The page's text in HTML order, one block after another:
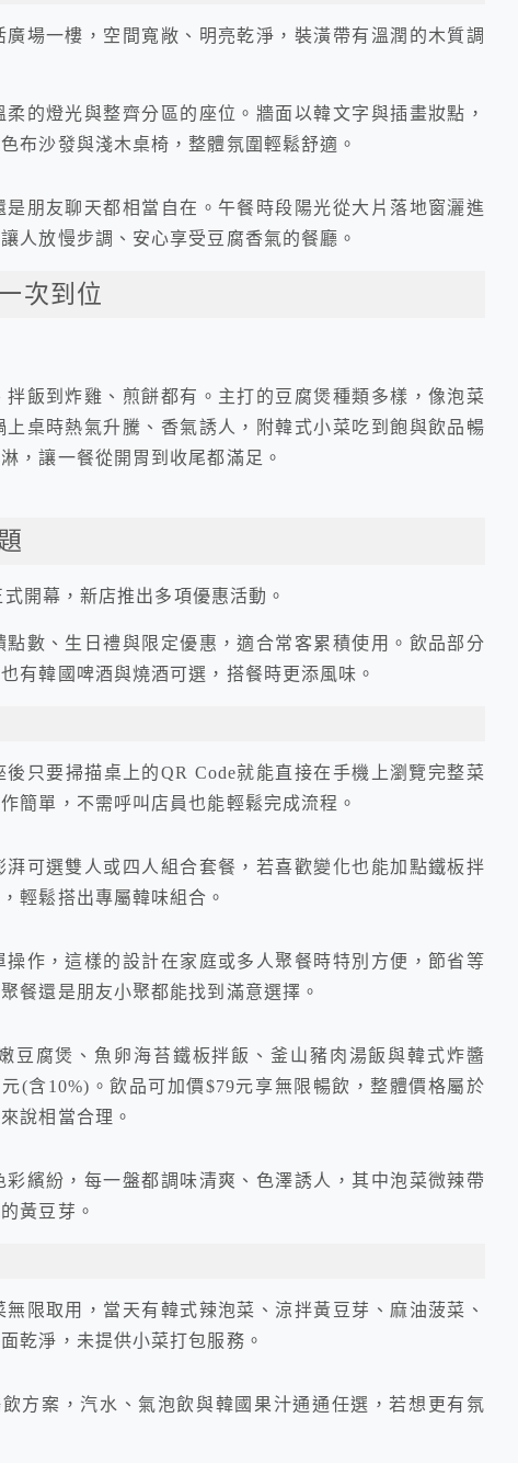
場一樓，空間寬敞、明亮乾淨，裝潢帶有溫潤的木質調
的燈光與整齊分區的座位。牆面以韓文字與插畫妝點，
布沙發與淺木桌椅，整體氛圍輕鬆舒適。
朋友聊天都相當自在。午餐時段陽光從大片落地窗灑進
人放慢步調、安心享受豆腐香氣的餐廳。
次到位
飯到炸雞、煎餅都有。主打的豆腐煲種類多樣，像泡菜
桌時熱氣升騰、香氣誘人，附韓式小菜吃到飽與飲品暢
，讓一餐從開胃到收尾都滿足。
開幕，新店推出多項優惠活動。
數、生日禮與限定優惠，適合常客累積使用。飲品部分
有韓國啤酒與燒酒可選，搭餐時更添風味。
只要掃描桌上的QR Code就能直接在手機上瀏覽完整菜
簡單，不需呼叫店員也能輕鬆完成流程。
可選雙人或四人組合套餐，若喜歡變化也能加點鐵板拌
輕鬆搭出專屬韓味組合。
作，這樣的設計在家庭或多人聚餐時特別方便，節省等
餐還是朋友小聚都能找到滿意選擇。
豆腐煲、魚卵海苔鐵板拌飯、釜山豬肉湯飯與韓式炸醬
(含10%)。飲品可加價$79元享無限暢飲，整體價格屬於
說相當合理。
繽紛，每一盤都調味清爽、色澤誘人，其中泡菜微辣帶
黃豆芽。
限取用，當天有韓式辣泡菜、涼拌黃豆芽、麻油菠菜、
乾淨，未提供小菜打包服務。
方案，汽水、氣泡飲與韓國果汁通通任選，若想更有氛